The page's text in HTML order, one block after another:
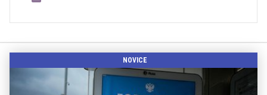
NOVICE